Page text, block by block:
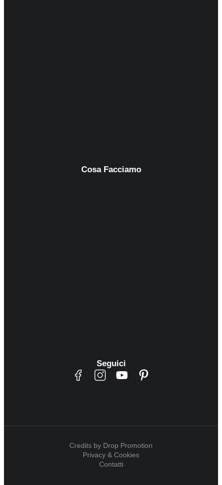
Cosa Facciamo
Seguici
Credits by Drop Promotion
Privacy & Cookies
Contatti